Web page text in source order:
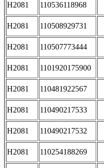
H2081 110536118968
H2081 110508929731
H2081 110507773444
H2081 1101920175900
H2081 110481922567
H2081 110490217533
H2081 110490217532
H2081 110254188269